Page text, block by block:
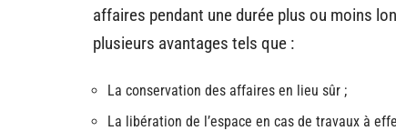
affaires pendant une durée plus ou moins
plusieurs avantages tels que :
La conservation des affaires en lieu sûr ;
La libération de l’espace en cas de travaux à